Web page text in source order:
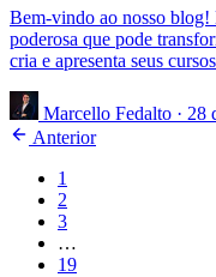
Bem-vindo ao nosso blog!
poderosa que pode
cria e apresenta seus
Marcello Fedalto · 28
Anterior
1
2
3
…
19